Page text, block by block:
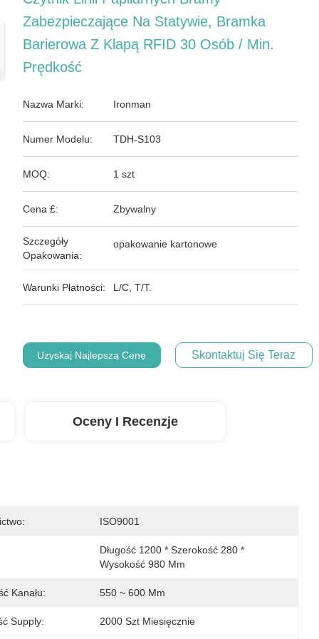
Zabezpieczające Na Statywie, Bramka
Barierowa Z Klapą RFID 30 Osób / Min.
Prędkość
Nazwa Marki: Ironman
Numer Modelu: TDH-S103
MOQ: 1 szt
Cena £: Zbywalny
Szczegóły
Opakowania:
opakowanie kartonowe
Warunki Płatności: L/C, T/T.
Uzyskaj Najlepszą Cenę Skontaktuj Się Teraz
Oceny I Recenzje
ISO9001
Długość 1200 * Szerokość 280 *
Wysokość 980 Mm
Kanału: 550 ~ 600 Mm
Supply: 2000 Szt Miesięcznie